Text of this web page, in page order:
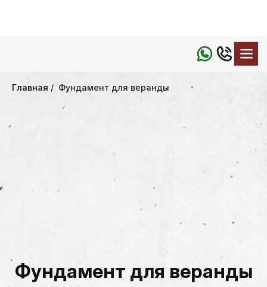
Главная Фундамент для веранды
Фундамент для веранды